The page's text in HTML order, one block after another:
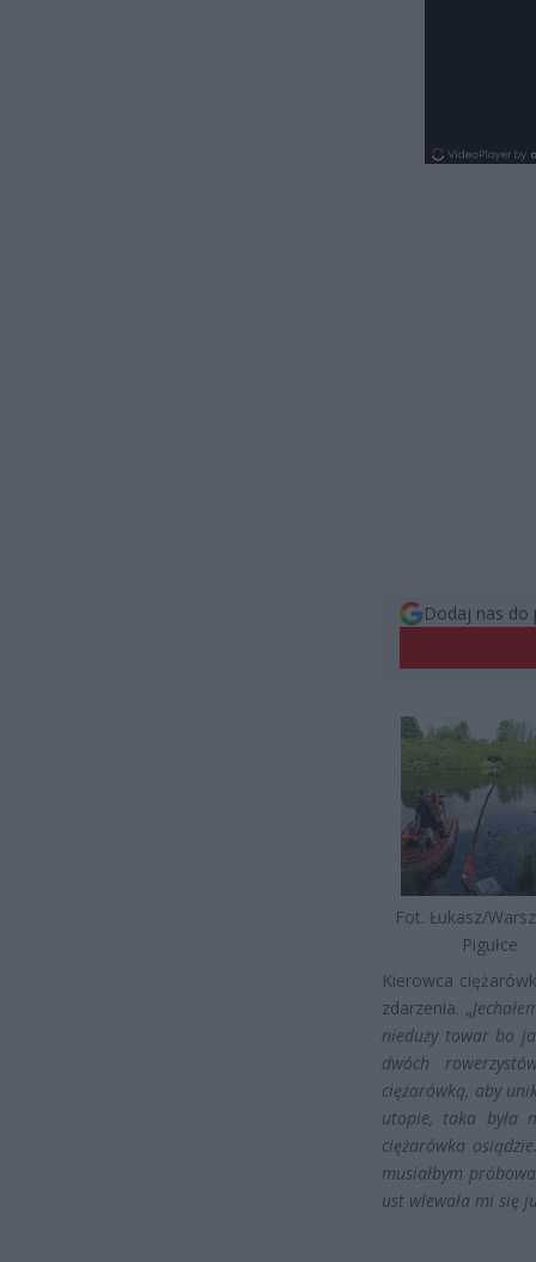
Dodaj nas do
Fot. Łukasz/
Pigułce
Kierowca
zdarzenia. „
nieduży towar bo
dwóch
ciężarówką, aby
utopie, taka była
ciężarówka
musiałbym
ust wlewała mi się